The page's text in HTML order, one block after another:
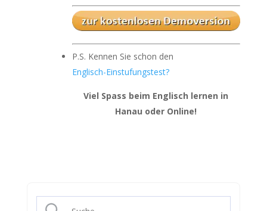
P.S. Kennen Sie schon den
Englisch-Einstufungstest?
Viel Spass beim Englisch lernen in
Hanau oder Online!